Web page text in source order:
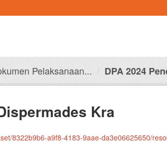
Pelaksanaan... DPA 2024
Kra
a9f8-4183-9aae-da3e06625650/resource/